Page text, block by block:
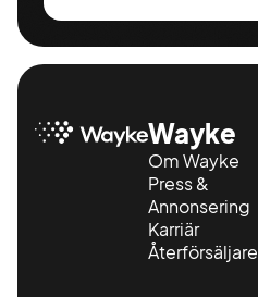
Wayke
Om Wayke
Press &
Annonsering
Karriär
Återförsäljare